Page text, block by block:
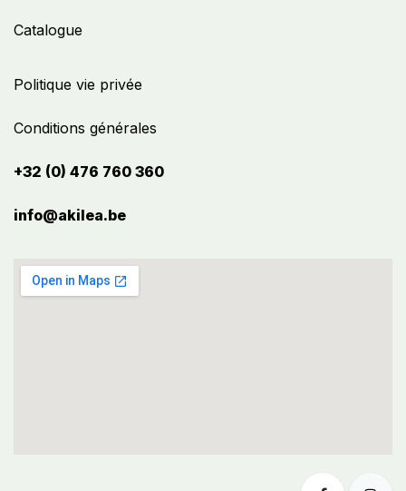
Politique vie privée
Conditions générales
+32 (0) 476 760 360
info@akilea.be​
Catalogue